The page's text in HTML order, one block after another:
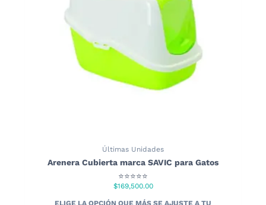
Últimas Unidades
Arenera Cubierta marca SAVIC para Gatos
⭐⭐⭐⭐⭐
$169,500.00